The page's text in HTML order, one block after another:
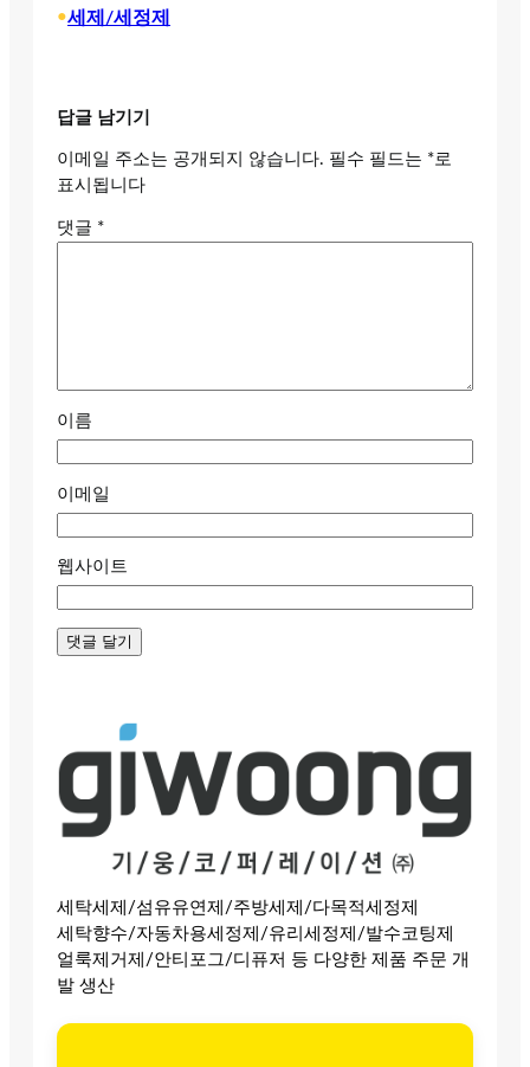
•세제/세정제
답글 남기기
이메일 주소는 공개되지 않습니다. 필수 필드는 *로
표시됩니다
댓글 *
이름
이메일
웹사이트
세탁세제/섬유유연제/주방세제/다목적세정제
세탁향수/자동차용세정제/유리세정제/발수코팅제
얼룩제거제/안티포그/디퓨저 등 다양한 제품 주문 개
발 생산